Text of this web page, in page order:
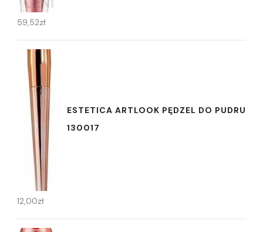
59,52zł
ESTETICA ARTLOOK PĘDZEL DO PUDRU
130017
12,00zł